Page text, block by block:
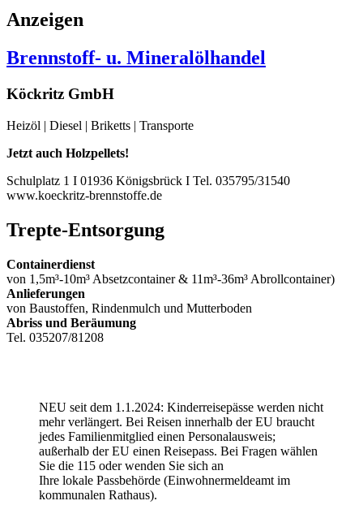
Anzeigen
Brennstoff- u. Mineralölhandel
Köckritz GmbH
Heizöl | Diesel | Briketts | Transporte
Jetzt auch Holzpellets!
Schulplatz 1 I 01936 Königsbrück I Tel. 035795/31540
www.koeckritz-brennstoffe.de
Trepte-Entsorgung
Containerdienst
von 1,5m³-10m³ Absetzcontainer & 11m³-36m³ Abrollcontainer)
Anlieferungen
von Baustoffen, Rindenmulch und Mutterboden
Abriss und Beräumung
Tel. 035207/81208
NEU seit dem 1.1.2024: Kinderreisepässe werden nicht
mehr verlängert. Bei Reisen innerhalb der EU braucht
jedes Familienmitglied einen Personalausweis;
außerhalb der EU einen Reisepass. Bei Fragen wählen
Sie die 115 oder wenden Sie sich an
Ihre lokale Passbehörde (Einwohnermeldeamt im
kommunalen Rathaus).